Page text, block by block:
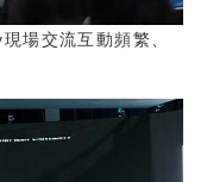
場交流互動頻繁、